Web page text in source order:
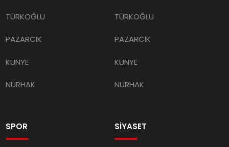
TÜRKOĞLU
PAZARCIK
KÜNYE
NURHAK
TÜRKOĞLU
PAZARCIK
KÜNYE
NURHAK
SPOR SİYASET